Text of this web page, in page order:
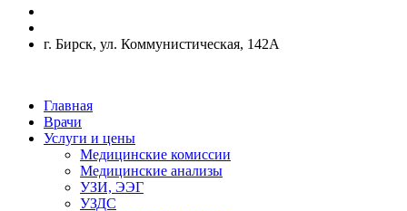
г. Бирск, ул. Коммунистическая, 142А
Главная
Врачи
Услуги и цены
Медицинские комиссии
Медицинские анализы
УЗИ, ЭЭГ
УЗДС